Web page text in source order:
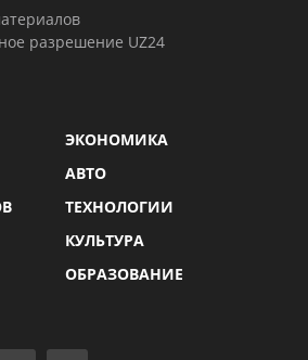
разрешение UZ24
ЭКОНОМИКА
АВТО
ТЕХНОЛОГИИ
КУЛЬТУРА
ОБРАЗОВАНИЕ